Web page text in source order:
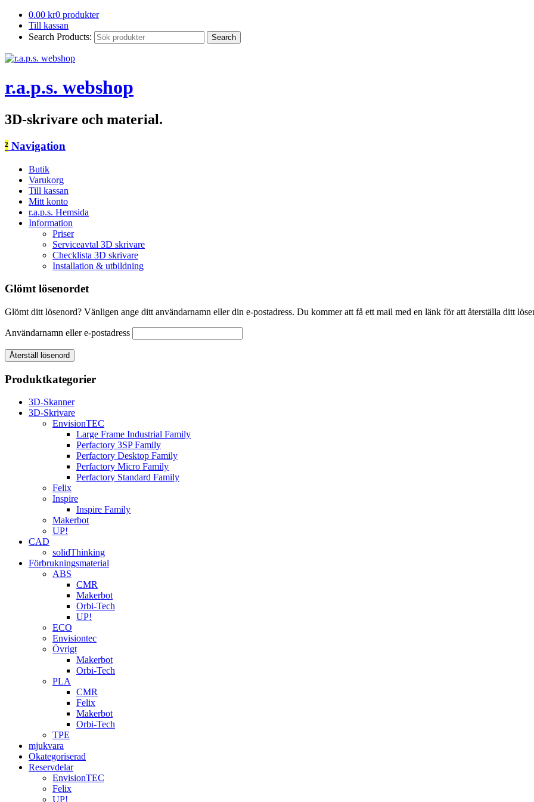
0.00 kr0 produkter
Till kassan
Search Products:
r.a.p.s. webshop
3D-skrivare och material.
² Navigation
Butik
Varukorg
Till kassan
Mitt konto
r.a.p.s. Hemsida
Information
Priser
Serviceavtal 3D skrivare
Checklista 3D skrivare
Installation & utbildning
Glömt lösenordet
Glömt ditt lösenord? Vänligen ange ditt användarnamn eller din e-postadress. Du kommer att få ett mail med en länk för att återställa ditt
Användarnamn eller e-postadress
Återställ lösenord
Produktkategorier
3D-Skanner
3D-Skrivare
EnvisionTEC
Large Frame Industrial Family
Perfactory 3SP Family
Perfactory Desktop Family
Perfactory Micro Family
Perfactory Standard Family
Felix
Inspire
Inspire Family
Makerbot
UP!
CAD
solidThinking
Förbrukningsmaterial
ABS
CMR
Makerbot
Orbi-Tech
UP!
ECO
Envisiontec
Övrigt
Makerbot
Orbi-Tech
PLA
CMR
Felix
Makerbot
Orbi-Tech
TPE
mjukvara
Okategoriserad
Reservdelar
EnvisionTEC
Felix
UP!